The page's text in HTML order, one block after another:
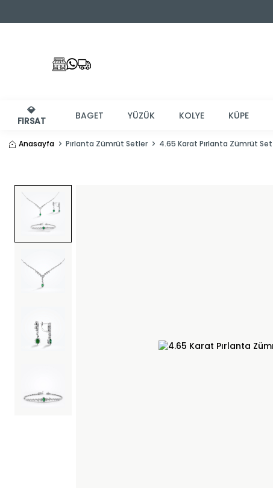
💎
FIRSAT
BAGET YÜZÜK KOLYE KÜPE
Anasayfa Pırlanta Zümrüt Setler 4.65 Karat Pırlanta Zümrüt Set